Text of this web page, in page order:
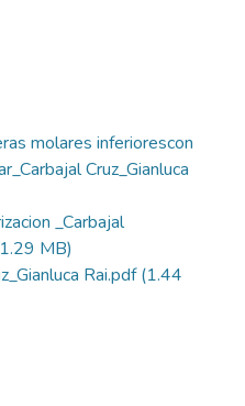
molares inferiorescon
Cruz_Gianluca
_Carbajal
MB)
Rai.pdf(1.44